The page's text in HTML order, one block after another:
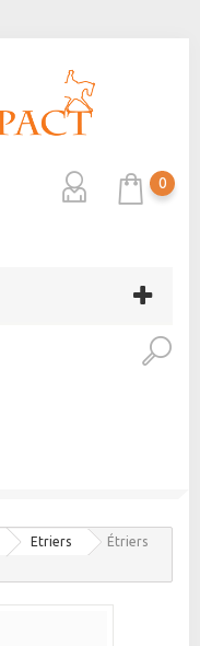
0
Etriers
Étriers